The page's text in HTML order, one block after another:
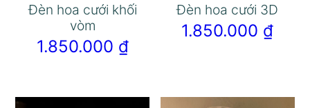
Đèn hoa cưới khối
vòm
1.850.000 ₫
Đèn hoa cưới 3D
1.850.000 ₫